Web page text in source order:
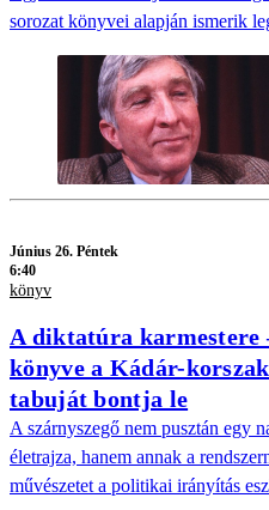
sorozat könyvei alapján ismerik
Június 26. Péntek
6:40
könyv
A diktatúra karmestere
könyve a Kádár-
tabuját bontja le
A szárnyszegő nem pusztán egy
életrajza, hanem annak a
művészetet a politikai irányítás